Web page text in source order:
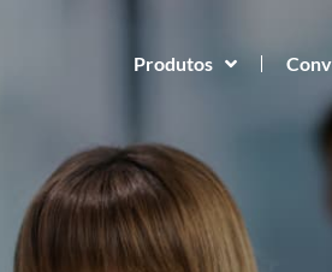
Produtos